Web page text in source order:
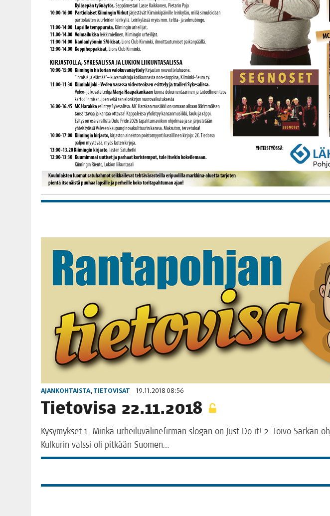
AJANKOHTAISTA, TIETOVISAT 19.11.2018 08:56
Tie­to­vi­sa 22.11.2018
Kysy­myk­set 1. Min­kä urhei­lu­vä­li­ne­fir­man slo­gan on Just Do it! 2. Toi­vo Sär­kän
Kul­ku­rin vals­si oli pit­kään Suomen…